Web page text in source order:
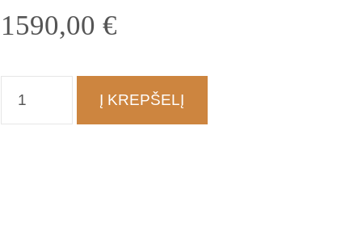
1590,00€
kiekis:
Žiedas
Į KREPŠELĮ